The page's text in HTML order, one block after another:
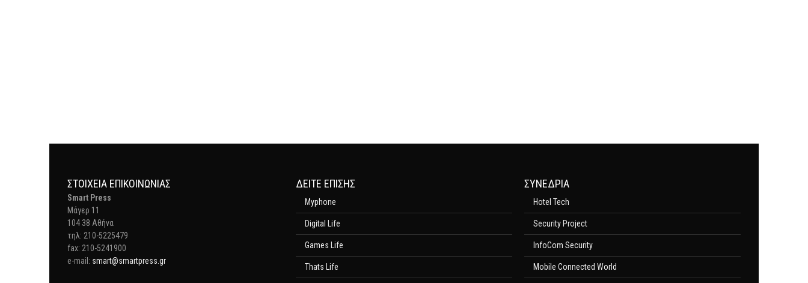
ΣΤΟΙΧΕΊΑ ΕΠΙΚΟΙΝΩΝΊΑΣ
Smart Press
Mάγερ 11
104 38 Αθήνα
τηλ: 210-5225479
fax: 210-5241900
e-mail: smart@smartpress.gr
ΔΕΊΤΕ ΕΠΊΣΗΣ
Myphone
Digital Life
Games Life
Thats Life
ΣΥΝΕΔΡΙΑ
Hotel Tech
Security Project
InfoCom Security
Mobile Connected World